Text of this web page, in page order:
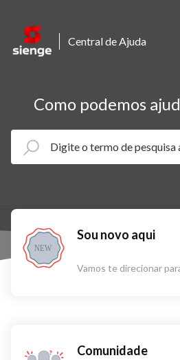
Central de Ajuda
Como podemos
NEW
Sou novo aqui
Vamos te direcionar
Comunidade